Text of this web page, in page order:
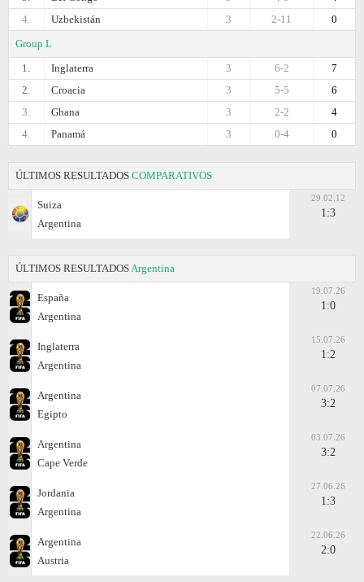
4.
Uzbekistán 0
2-11
3
Group L
1.
Inglaterra 7
6-2
3
2.
Croacia 6
5-5
3
3.
Ghana 4
2-2
3
4.
Panamá 0
0-4
3
ÚLTIMOS RESULTADOS COMPARATIVOS
Suiza
Argentina
29.02.12
1:3
ÚLTIMOS RESULTADOS Argentina
España
Argentina
19.07.26
1:0
Inglaterra
Argentina
15.07.26
1:2
Argentina
Egipto
07.07.26
3:2
Argentina
Cape Verde
03.07.26
3:2
Jordania
Argentina
27.06.26
1:3
Argentina
Austria
22.06.26
2:0